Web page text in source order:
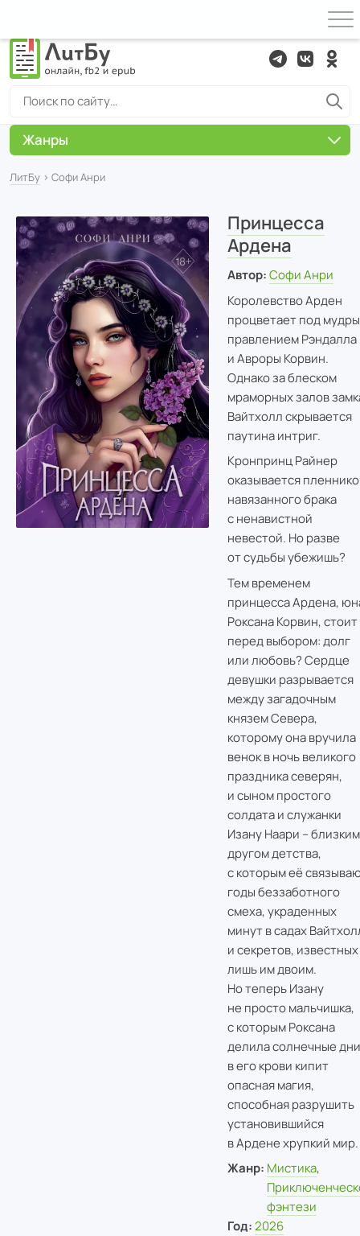
ЛитБу › Софи Анри
Принцесса
Ардена
Автор: Софи Анри
Королевство Арден
процветает под
правлением Рэндалла
и Авроры Корвин.
Однако за блеском
мраморных залов
Вайтхолл скрывается
паутина интриг.
Кронпринц Райнер
оказывается
навязанного брака
с ненавистной
невестой. Но разве
от судьбы убежишь?
Тем временем
принцесса Ардена,
Роксана Корвин, стоит
перед выбором: долг
или любовь? Сердце
девушки разрывается
между загадочным
князем Севера,
которому она вручила
венок в ночь великого
праздника северян,
и сыном простого
солдата и служанки
Изану Наари – близким
другом детства,
с которым её
годы беззаботного
смеха, украденных
минут в садах
и секретов, известных
лишь им двоим.
Но теперь Изану
не просто мальчишка,
с которым Роксана
делила солнечные
в его крови кипит
опасная магия,
способная разрушить
установившийся
в Ардене хрупкий мир.
Жанр: Мистика,
фэнтези
Год: 2026
Жанры